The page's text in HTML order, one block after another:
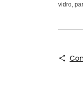
vidro,